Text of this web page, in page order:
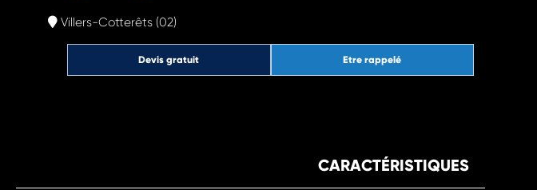
Villers-Cotterêts (02)
Etre rappelé
Devis gratuit
CARACTÉRISTIQUES